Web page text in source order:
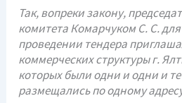
Так, вопреки закону,
комитета Комарчуком С. С.
проведении тендера
коммерческих структуры г.
которых были одни и одни и
размещались по одному